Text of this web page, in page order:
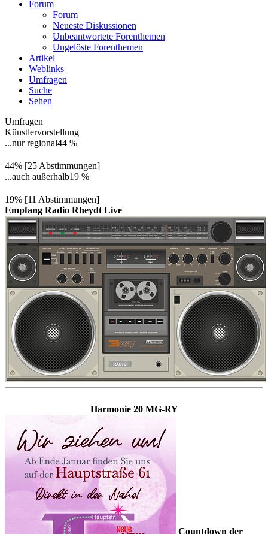
Forum
Forum
Neueste Diskussionen
Unbeantwortete Forenthemen
Ungelöste Forenthemen
Artikel
Weblinks
Umfragen
Suche
Sehen
Umfragen
Künstlervorstellung
...nur regional44 %
44% [25 Abstimmungen]
...auch außerhalb19 %
19% [11 Abstimmungen]
Empfang Radio Rheydt Live
Harmonie 20 MG-RY
Countdown der